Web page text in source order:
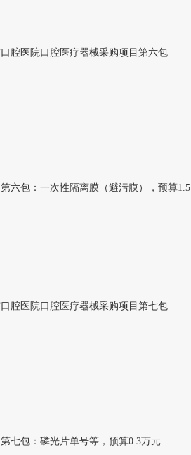
医院口腔医疗器械采购项目第六包
包：一次性隔离膜（避污膜），预算1.5
医院口腔医疗器械采购项目第七包
包：磷光片单号等，预算0.3万元